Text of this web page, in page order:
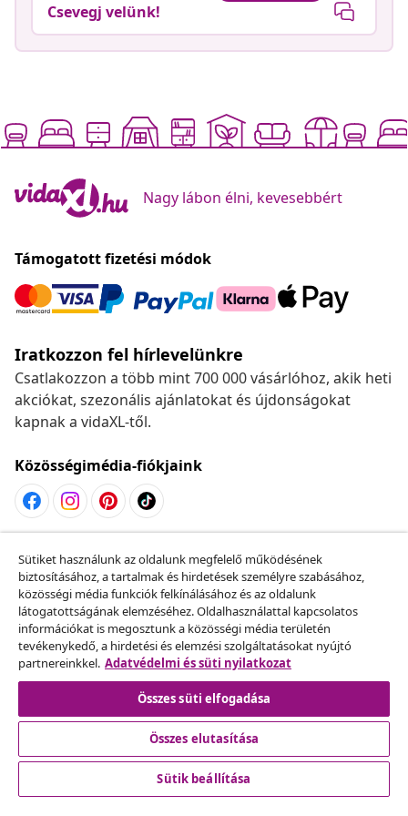
Csevegj velünk!
Nagy lábon élni, kevesebbért
Támogatott fizetési módok
Iratkozzon fel hírlevelünkre
Csatlakozzon a több mint 700 000 vásárlóhoz, akik heti
akciókat, szezonális ajánlatokat és újdonságokat
kapnak a vidaXL-től.
Közösségimédia-fiókjaink
Szerződéstől való elállás
Küldj be egy rendelés lemondására vonatkozó
kérelmet.
Szerződéstől való elállás
Ügyfélszolgálat
Sütiket használunk az oldalunk megfelelő működésének
biztosításához, a tartalmak és hirdetések személyre szabásához,
közösségi média funkciók felkínálásához és az oldalunk
látogatottságának elemzéséhez. Oldalhasználattal kapcsolatos
információkat is megosztunk a közösségi média területén
tevékenykedő, a hirdetési és elemzési szolgáltatásokat nyújtó
partnereinkkel. Adatvédelmi és süti nyilatkozat
Összes süti elfogadása
Összes elutasítása
Sütik beállítása